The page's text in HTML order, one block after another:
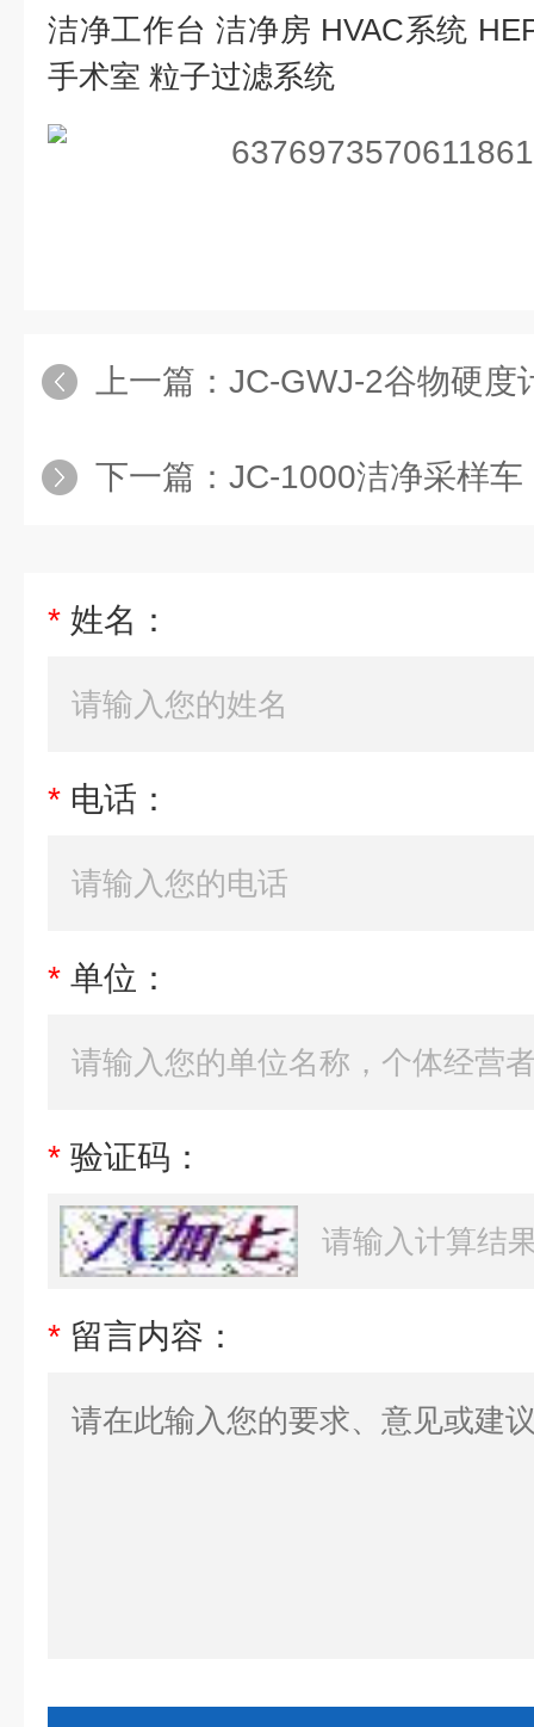
洁净工作台 洁净房 HVAC系统
手术室 粒子过滤系统
上一篇： JC-GWJ-2谷物硬度
下一篇： JC-1000洁净采样车
* 姓名：
* 电话：
* 单位：
* 验证码：
* 留言内容：